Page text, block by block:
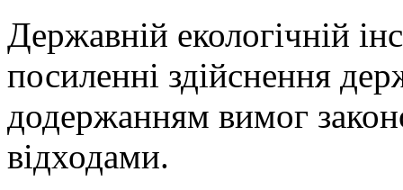
Державній екологічній
посиленні здійснення
додержанням вимог
відходами.